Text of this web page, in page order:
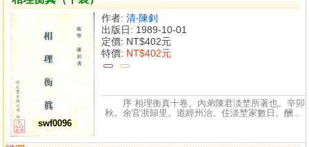
swf0096
作者: 清‧陳釗
出版日: 1989-10-01
定價: NT$402元
特價: NT$402元
序 相理衡真十卷。內弟陳君淡埜所著也。辛卯
秋。余官浙歸里。道經州治。住淡埜家數日。酬...